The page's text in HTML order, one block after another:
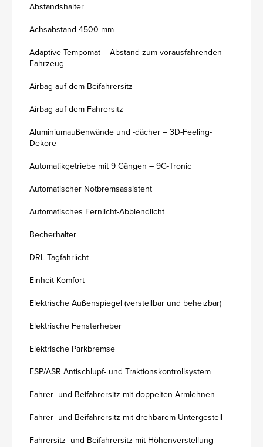
Abstandshalter
Achsabstand 4500 mm
Adaptive Tempomat – Abstand zum vorausfahrenden
Fahrzeug
Airbag auf dem Beifahrersitz
Airbag auf dem Fahrersitz
Aluminiumaußenwände und -dächer – 3D-Feeling-
Dekore
Automatikgetriebe mit 9 Gängen – 9G-Tronic
Automatischer Notbremsassistent
Automatisches Fernlicht-Abblendlicht
Becherhalter
DRL Tagfahrlicht
Einheit Komfort
Elektrische Außenspiegel (verstellbar und beheizbar)
Elektrische Fensterheber
Elektrische Parkbremse
ESP/ASR Antischlupf- und Traktionskontrollsystem
Fahrer- und Beifahrersitz mit doppelten Armlehnen
Fahrer- und Beifahrersitz mit drehbarem Untergestell
Fahrersitz- und Beifahrersitz mit Höhenverstellung